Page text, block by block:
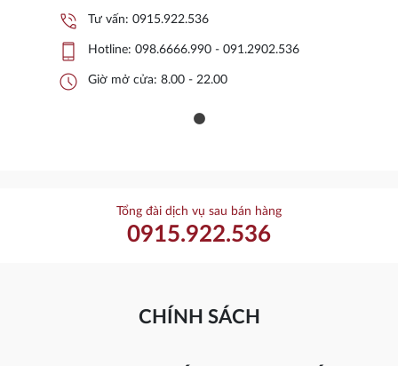
phone_in_talk Tư vấn: 0915.922.536
phone_iphone Hotline: 098.6666.990 - 091.2902.536
schedule Giờ mở cửa: 8.00 - 22.00
Tổng đài dịch vụ sau bán hàng
0915.922.536
CHÍNH SÁCH